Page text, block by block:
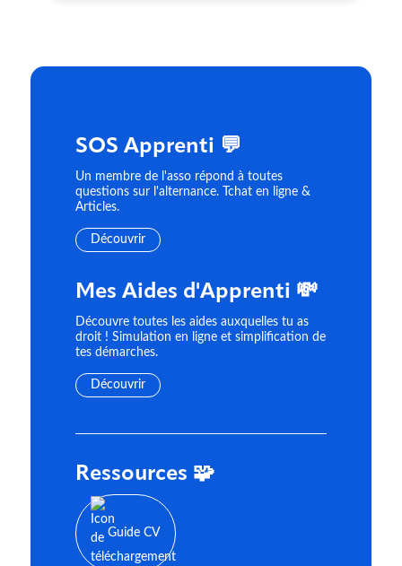
SOS Apprenti 💬
Un membre de l'asso répond à toutes
questions sur l'alternance. Tchat en ligne &
Articles.
Découvrir
Mes Aides d'Apprenti 💸
Découvre toutes les aides auxquelles tu as
droit ! Simulation en ligne et simplification de
tes démarches.
Découvrir
Ressources 🧩
Guide CV